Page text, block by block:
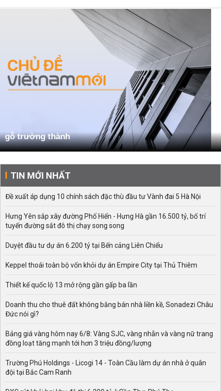
gỗ trường thành
TIN MỚI NHẤT
Đề xuất áp dụng 10 chính sách đặc thù đầu tư Vành đai 5 Hà Nội
Hưng Yên sắp xây đường Phố Hiến - Hưng Hà gần 16.500 tỷ, bố trí
tuyến đường sắt đô thị chạy song song
Duyệt đầu tư dự án 6.200 tỷ tại Bến cảng Liên Chiểu
Keppel thoái toàn bộ vốn khỏi dự án Empire City tại Thủ Thiêm
Thiết kế quốc lộ 13 mở rộng gần gấp ba lần
Doanh thu cho thuê đất không bằng bán nhà liền kề, Sonadezi Châu
Đức nói gì?
Bảng giá vàng hôm nay 6/8: Vàng SJC, vàng nhẫn và vàng nữ trang
đồng loạt tăng mạnh tới hơn 3 triệu đồng/lượng
Trường Phú Holdings - Licogi 14 - Toàn Cầu làm dự án nhà ở quân
đội tại Bắc Cam Ranh